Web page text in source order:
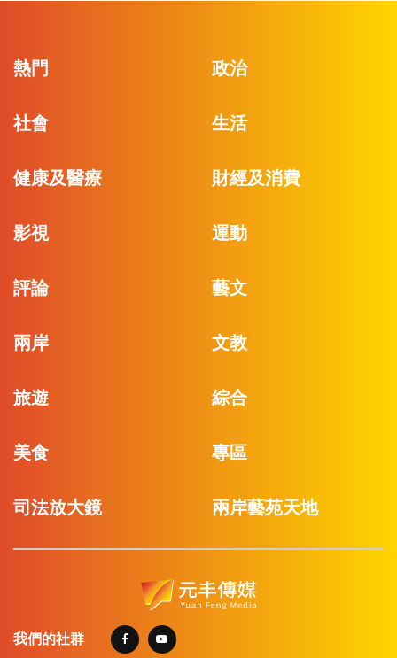
熱門 政治
社會 生活
健康及醫療 財經及消費
影視 運動
評論 藝文
兩岸 文教
旅遊 綜合
美食 專區
司法放大鏡 兩岸藝苑天地
我們的社群